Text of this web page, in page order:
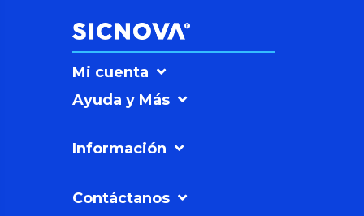
Mi cuenta
Ayuda y Más
Información
Contáctanos